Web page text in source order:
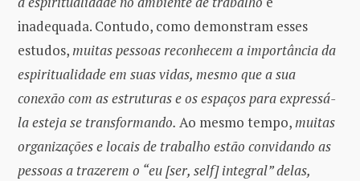
inadequada. Contudo, como demonstram esses
estudos,muitas pessoas reconhecem a importância da
espiritualidade em suas vidas, mesmo que a sua
conexão com as estruturas e os espaços para expressá-
la esteja se transformando. Ao mesmo tempo,muitas
organizações e locais de trabalho estão convidando as
pessoas a trazerem o “eu [ser, self] integral” delas,